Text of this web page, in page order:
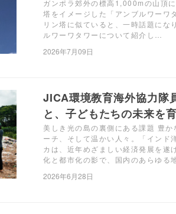
ガンポラ郊外の標高1,000mの山頂
塔をイメージした「アンブルワーワ
リン塔に似ていると、一時話題にな
ルワーワタワーについて紹介し…
2026年7月09日
JICA環境教育海外協力隊
と、子どもたちの未来を
美しき光の島の裏側にある課題 豊
ーチ、そして温かい人々。「インド
カは、近年めざましい経済発展を遂
化と都市化の影で、国内のあらゆる
2026年6月28日